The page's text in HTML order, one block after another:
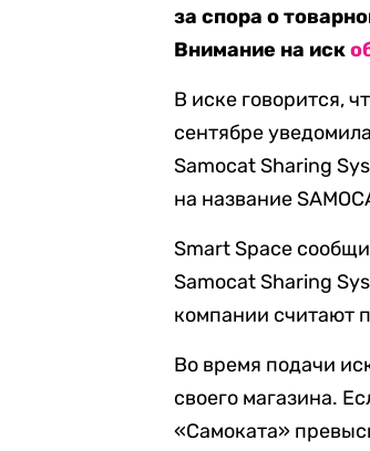
за спора о
Внимание на иск
В иске говорится,
сентябре
Samocat Sharing
на название
Smart Space
Samocat Sharing
компании считают
Во время подачи
своего магазина.
«Самоката»